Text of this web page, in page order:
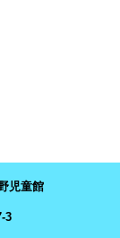
児童館
3